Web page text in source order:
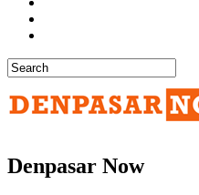
Denpasar Now